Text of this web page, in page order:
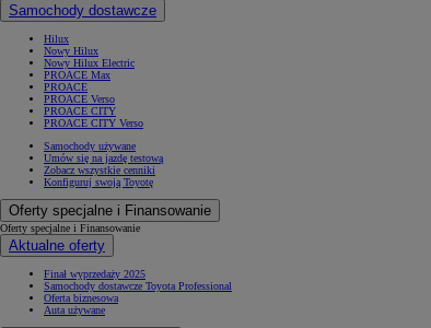
Samochody dostawcze
Hilux
Nowy Hilux
Nowy Hilux Electric
PROACE Max
PROACE
PROACE Verso
PROACE CITY
PROACE CITY Verso
Samochody używane
Umów się na jazdę testową
Zobacz wszystkie cenniki
Konfiguruj swoją Toyotę
Oferty specjalne i Finansowanie
Oferty specjalne i Finansowanie
Aktualne oferty
Finał wyprzedaży 2025
Samochody dostawcze Toyota Professional
Oferta biznesowa
Auta używane